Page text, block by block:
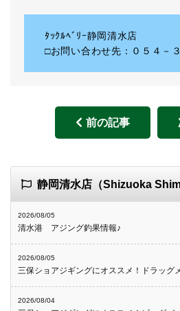
ﾀｯｸﾙﾍﾞﾘｰ静岡清水店
□お問い合わせ先：０５４－
前の記事
静岡清水店（Shizuoka
2026/08/05
清水港 アジング釣果情報♪
2026/08/05
三保ショアジギングにオススメ！ドラッグ
2026/08/04